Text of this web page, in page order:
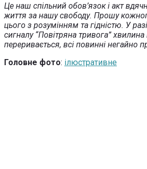
Це наш спільний обов’язок і акт
життя за нашу свободу. Прошу
цього з розумінням та гідністю. У
сигналу “Повітряна тривога”
переривається, всі повинні негайно
Головне фото: ілюстративне